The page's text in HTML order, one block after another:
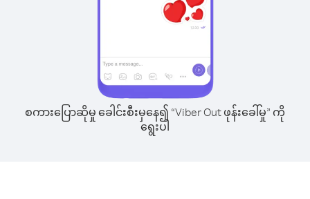
စကားပြောဆိုမှု ခေါင်းစီးမှနေ၍ “Viber Out ဖုန်းခေါ်မှု” ကို
ရွေးပါ